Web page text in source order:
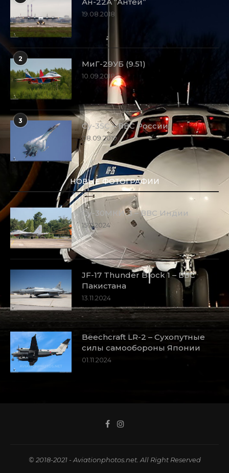
19.08.2018
2
МиГ-29УБ (9.51)
10.09.2018
3
Су-35С – ВВС России
08.09.2019
НОВЫЕ ФОТОГРАФИИ
Су-30МКИ-3 – ВВС Индии
15.11.2024
JF-17 Thunder Block 1 – ВВС
Пакистана
13.11.2024
Beechcraft LR-2 – Сухопутные
силы самообороны Японии
01.11.2024
© 2018-2021 - Aviationphotos.net. All Right Reserved